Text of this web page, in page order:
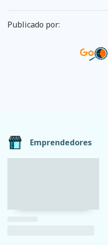
Publicado por:
Emprendedores